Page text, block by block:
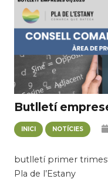
Butlletí
INICI NOTÍCIES
butlletí primer
Pla de l’Estany